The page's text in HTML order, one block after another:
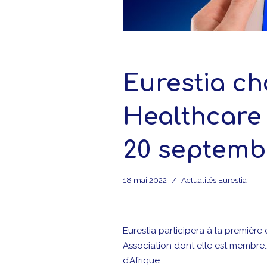
Eurestia
Healthcare
20
18 mai 2022 Actualités Eurestia
Eurestia participera à la première
Association dont elle est
d’Afrique.